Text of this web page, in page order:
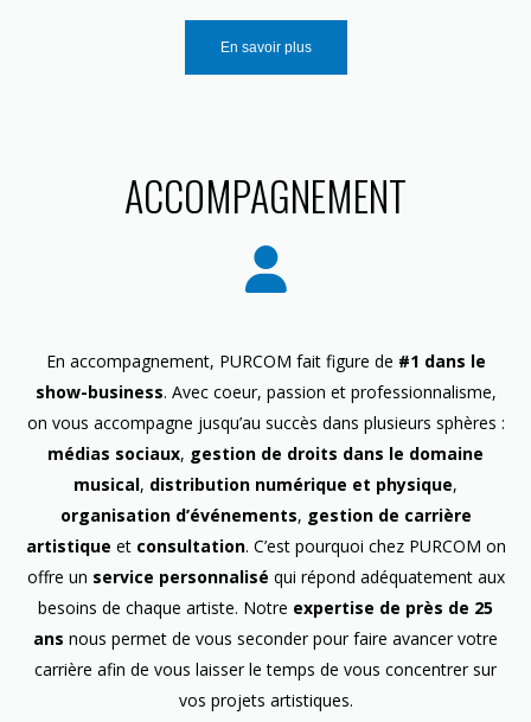
En savoir plus
ACCOMPAGNEMENT
En accompagnement, PURCOM fait figure de #1 dans le
show-business. Avec coeur, passion et professionnalisme,
on vous accompagne jusqu’au succès dans plusieurs sphères :
médias sociaux, gestion de droits dans le domaine
musical, distribution numérique et physique,
organisation d’événements, gestion de carrière
artistique etconsultation. C’est pourquoi chez PURCOM on
offre un service personnalisé qui répond adéquatement aux
besoins de chaque artiste. Notre expertise de près de 25
ans nous permet de vous seconder pour faire avancer votre
carrière afin de vous laisser le temps de vous concentrer sur
vos projets artistiques.